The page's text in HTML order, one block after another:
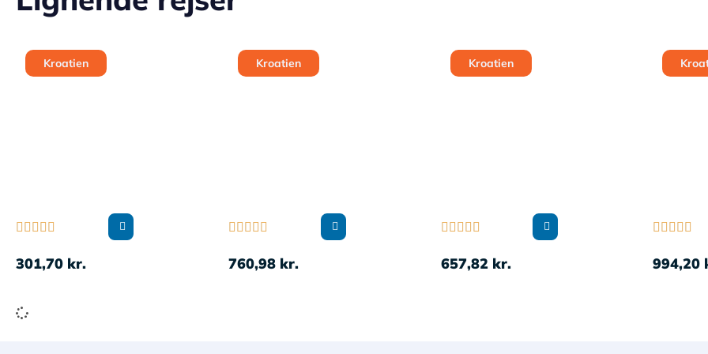
Kroatien
    
301,70 kr.
Kroatien
    
760,98 kr.
Kroatien
    
657,82 kr.
    
994,20